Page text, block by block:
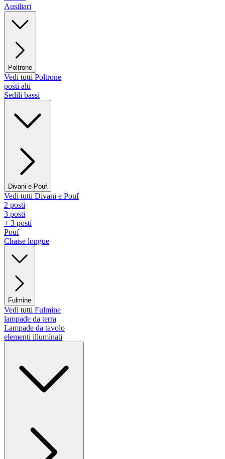
Ausiliari
Poltrone
Vedi tutti Poltrone
posti alti
Sedili bassi
Divani e Pouf
Vedi tutti Divani e Pouf
2 posti
3 posti
+ 3 posti
Pouf
Chaise longue
Fulmine
Vedi tutti Fulmine
lampade da terra
Lampade da tavolo
elementi illuminati